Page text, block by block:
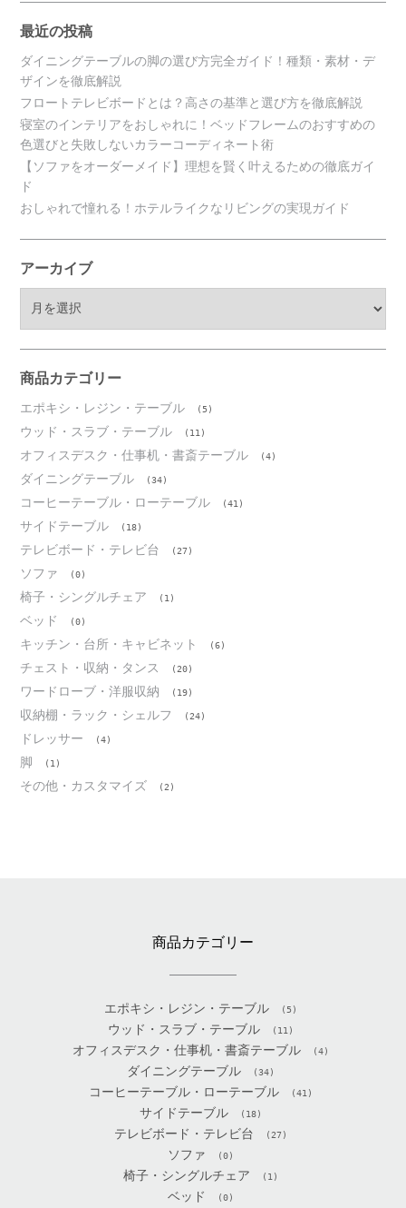
最近の投稿
ダイニングテーブルの脚の選び方完全ガイド！種類・素材・デ
ザインを徹底解説
フロートテレビボードとは？高さの基準と選び方を徹底解説
寝室のインテリアをおしゃれに！ベッドフレームのおすすめの
色選びと失敗しないカラーコーディネート術
【ソファをオーダーメイド】理想を賢く叶えるための徹底ガイ
ド
おしゃれで憧れる！ホテルライクなリビングの実現ガイド
アーカイブ
ブ
商品カテゴリー
エポキシ・レジン・テーブル (5)
ウッド・スラブ・テーブル (11)
オフィスデスク・仕事机・書斎テーブル (4)
ダイニングテーブル (34)
コーヒーテーブル・ローテーブル (41)
サイドテーブル (18)
テレビボード・テレビ台 (27)
ソファ (0)
椅子・シングルチェア (1)
ベッド (0)
キッチン・台所・キャビネット (6)
チェスト・収納・タンス (20)
ワードローブ・洋服収納 (19)
収納棚・ラック・シェルフ (24)
ドレッサー (4)
脚 (1)
その他・カスタマイズ (2)
商品カテゴリー
エポキシ・レジン・テーブル (5)
ウッド・スラブ・テーブル (11)
オフィスデスク・仕事机・書斎テーブル (4)
ダイニングテーブル (34)
コーヒーテーブル・ローテーブル (41)
サイドテーブル (18)
テレビボード・テレビ台 (27)
ソファ (0)
椅子・シングルチェア (1)
ベッド (0)